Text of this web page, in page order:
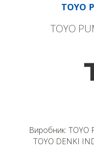
TOYO
TOYO
Виробник: TOYO
TOYO DENKI